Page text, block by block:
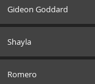
Gideon Goddard
Shayla
Romero